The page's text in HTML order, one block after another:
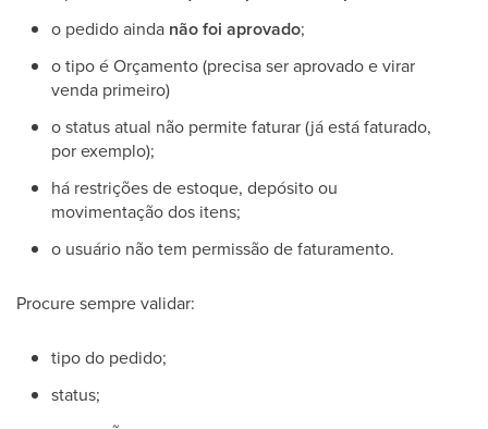
o pedido ainda não foi aprovado;
o tipo é Orçamento (precisa ser aprovado e virar
venda primeiro)
o status atual não permite faturar (já está faturado,
por exemplo);
há restrições de estoque, depósito ou
movimentação dos itens;
o usuário não tem permissão de faturamento.
Procure sempre validar:
tipo do pedido;
status;